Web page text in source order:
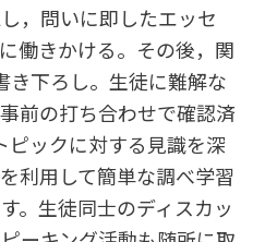
，問いに即したエッセ
働きかける。その後，関
き下ろし。生徒に難解な
前の打ち合わせで確認済
ピックに対する見識を深
利用して簡単な調べ学習
。生徒同士のディスカッ